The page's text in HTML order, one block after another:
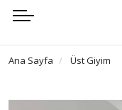
Ana Sayfa Üst Giyim